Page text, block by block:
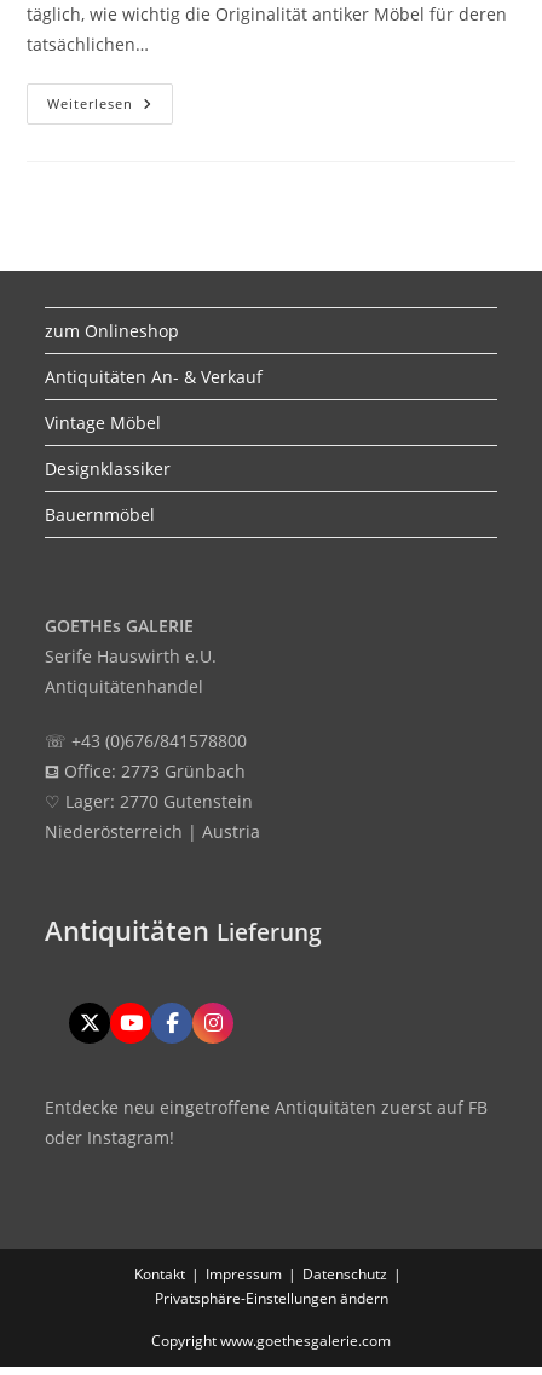
täglich, wie wichtig die Originalität antiker Möbel für deren
tatsächlichen…
Weiterlesen
zum Onlineshop
Antiquitäten An- & Verkauf
Vintage Möbel
Designklassiker
Bauernmöbel
GOETHEs GALERIE
Serife Hauswirth e.U.
Antiquitätenhandel
☏ +43 (0)676/841578800
⛾ Office: 2773 Grünbach
♡ Lager: 2770 Gutenstein
Niederösterreich | Austria
Antiquitäten Lieferung
Entdecke neu eingetroffene Antiquitäten zuerst auf FB
oder Instagram!
Kontakt Impressum
Datenschutz
Privatsphäre-Einstellungen ändern
Copyright www.goethesgalerie.com